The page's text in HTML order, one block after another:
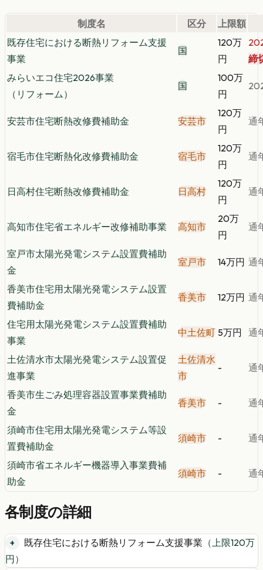
制度名 区分
上限額
既存住宅における断熱リフォーム支援
事業
国
120万
円
締
みらいエコ住宅2026事業
（リフォーム）
国
100万
円
安芸市住宅断熱改修費補助金 安芸市
120万
円
通
宿毛市住宅断熱化改修費補助金 宿毛市
120万
円
通
日高村住宅断熱改修費補助金 日高村
120万
円
通
高知市住宅省エネルギー改修補助事業 高知市
20万
円
通
室戸市太陽光発電システム設置費補助
金
室戸市 14万円 通
香美市住宅用太陽光発電システム設置
費補助金
香美市 12万円 通
住宅用太陽光発電システム設置費補助
事業
中土佐町 5万円 通
土佐清水市太陽光発電システム設置促
進事業
土佐清水
市
- 通
香美市生ごみ処理容器設置事業費補助
金
香美市 - 通
須崎市住宅用太陽光発電システム等設
置費補助金
須崎市 - 通
須崎市省エネルギー機器導入事業費補
助金
須崎市 - 通
各制度の詳細
既存住宅における断熱リフォーム支援事業 （上限120万
円）